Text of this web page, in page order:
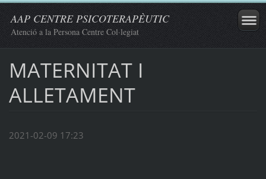
AAP CENTRE PSICOTERAPÈUTIC
Atenció a la Persona Centre Col·legiat
MATERNITAT I
ALLETAMENT
2021-02-09 17:23